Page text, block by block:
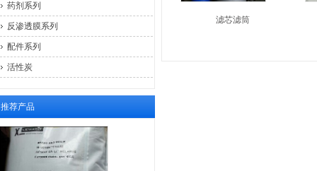
药剂系列
反渗透膜系列
配件系列
活性炭
推荐产品
滤芯滤筒